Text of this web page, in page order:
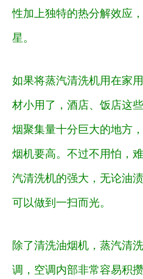
性加上独特的热分解效应
星。
如果将蒸汽清洗机用在家
材小用了，酒店、饭店这
烟聚集量十分巨大的地方
烟机要高。不过不用怕，
汽清洗机的强大，无论油
可以做到一扫而光。
除了清洗油烟机，蒸汽清
调，空调内部非常容易积